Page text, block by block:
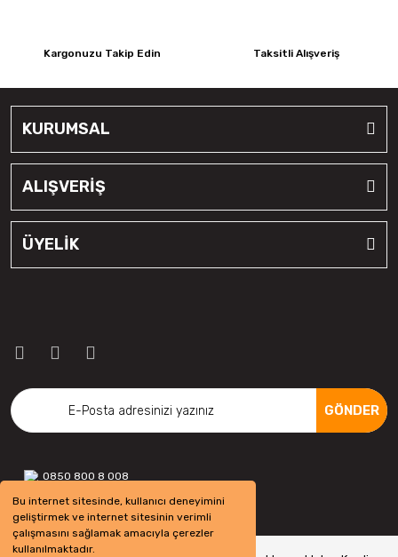
Bu internet sitesinde, kullanıcı deneyimini
geliştirmek ve internet sitesinin verimli
çalışmasını sağlamak amacıyla çerezler
kullanılmaktadır.
Kargonuzu Takip Edin Taksitli Alışveriş
KURUMSAL
ALIŞVERİŞ
ÜYELİK
GÖNDER
0850 800 8 008